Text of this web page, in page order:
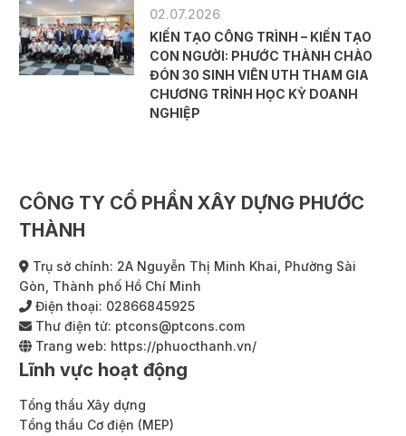
02.07.2026
KIẾN TẠO CÔNG TRÌNH – KIẾN TẠO
CON NGƯỜI: PHƯỚC THÀNH CHÀO
ĐÓN 30 SINH VIÊN UTH THAM GIA
CHƯƠNG TRÌNH HỌC KỲ DOANH
NGHIỆP
CÔNG TY CỔ PHẦN XÂY DỰNG PHƯỚC
THÀNH
Trụ sở chính: 2A Nguyễn Thị Minh Khai, Phường Sài
Gòn, Thành phố Hồ Chí Minh
Điện thoại: 02866845925
Thư điện tử: ptcons@ptcons.com
Trang web: https://phuocthanh.vn/
Lĩnh vực hoạt động
Tổng thầu Xây dựng
Tổng thầu Cơ điện (MEP)